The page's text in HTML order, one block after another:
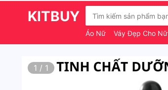
KITBUY
Áo Nữ Váy Đẹp Cho Nữ
1 / 1